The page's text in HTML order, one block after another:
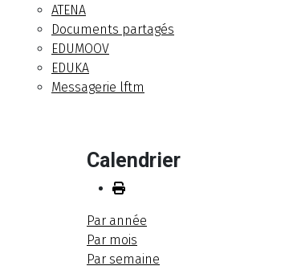
ATENA
Documents partagés
EDUMOOV
EDUKA
Messagerie lftm
Calendrier
Par année
Par mois
Par semaine